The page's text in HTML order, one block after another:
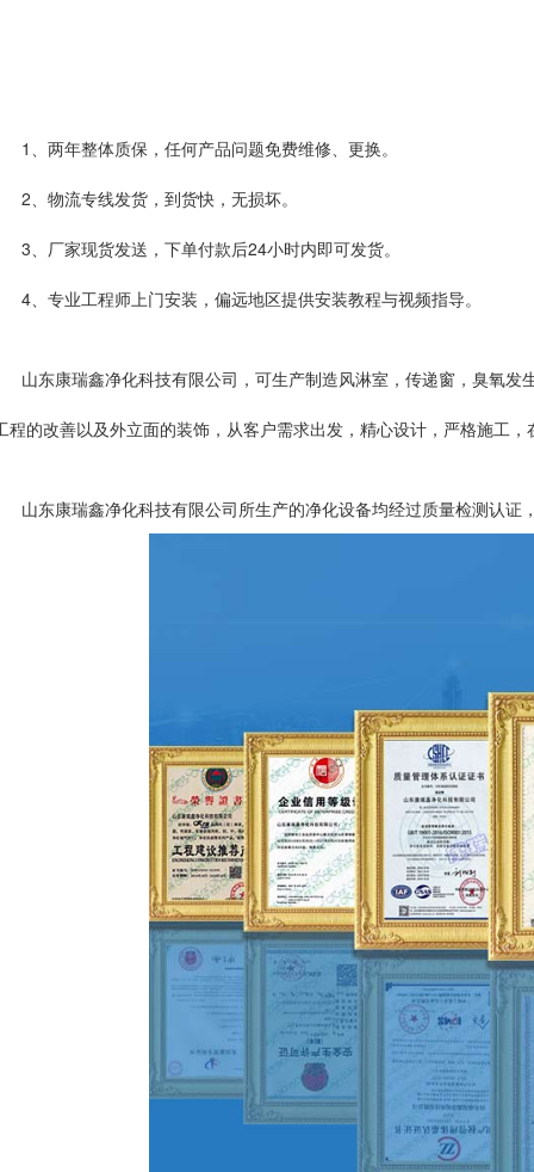
1、两年整体质保，任何产品问题免费维修、更换。
2、物流专线发货，到货快，无损坏。
3、厂家现货发送，下单付款后24小时内即可发货。
4、专业工程师上门安装，偏远地区提供安装教程与视频指导。
山东康瑞鑫净化科技有限公司，可生产制造风淋室，传递窗，臭氧
程的改善以及外立面的装饰，从客户需求出发，精心设计，严格施工
山东康瑞鑫净化科技有限公司所生产的净化设备均经过质量检测认证